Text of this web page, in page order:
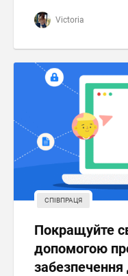
Victoria
СПІВПРАЦЯ
Покращуйте
допомогою
забезпечення